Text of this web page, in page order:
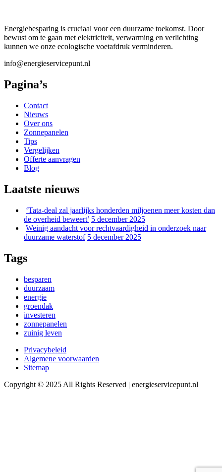
Energiebesparing is cruciaal voor een duurzame toekomst. Door
bewust om te gaan met elektriciteit, verwarming en verlichting
kunnen we onze ecologische voetafdruk verminderen.
info@energieservicepunt.nl
Pagina’s
Contact
Nieuws
Over ons
Zonnepanelen
Tips
Vergelijken
Offerte aanvragen
Blog
Laatste nieuws
‘Tata-deal zal jaarlijks honderden miljoenen meer kosten dan
de overheid beweert’ 5 december 2025
Weinig aandacht voor rechtvaardigheid in onderzoek naar
duurzame waterstof 5 december 2025
Tags
besparen
duurzaam
energie
groendak
investeren
zonnepanelen
zuinig leven
Privacybeleid
Algemene voorwaarden
Sitemap
Copyright © 2025 All Rights Reserved | energieservicepunt.nl